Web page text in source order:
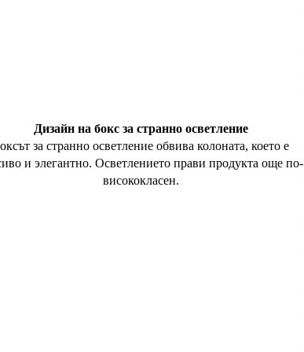
Дизайн на бокс за странно осветление
за странно осветление обвива колоната, което е
и элегантно. Осветлението прави продукта още по-
висококласен.